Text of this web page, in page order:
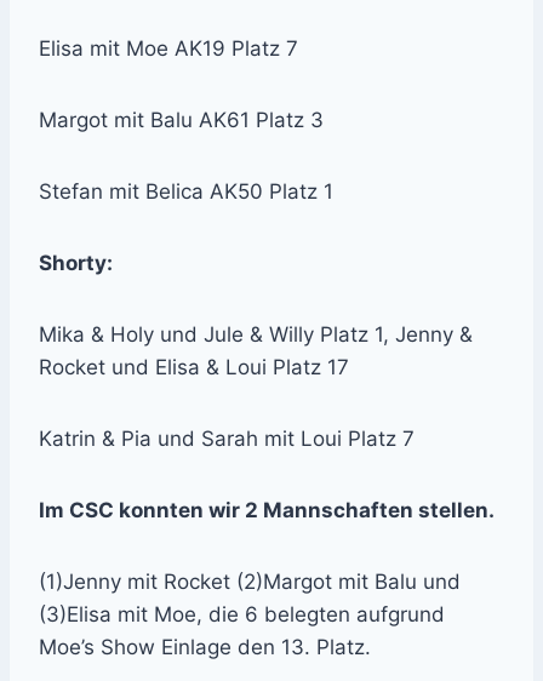
Elisa mit Moe AK19 Platz 7
Margot mit Balu AK61 Platz 3
Stefan mit Belica AK50 Platz 1
Shorty:
Mika & Holy und Jule & Willy Platz 1, Jenny &
Rocket und Elisa & Loui Platz 17
Katrin & Pia und Sarah mit Loui Platz 7
Im CSC konnten wir 2 Mannschaften stellen.
(1)Jenny mit Rocket (2)Margot mit Balu und
(3)Elisa mit Moe, die 6 belegten aufgrund
Moe’s Show Einlage den 13. Platz.